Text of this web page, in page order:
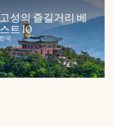
고성의 즐길거리 베
스트 10
국